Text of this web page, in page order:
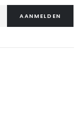
AANMELDEN